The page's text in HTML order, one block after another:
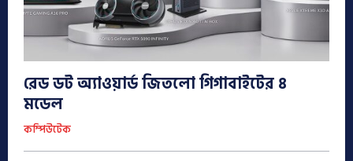
রেড ডট অ্যাওয়ার্ড জিতলো গিগাবাইটের ৪
মডেল
কম্পিউটেক